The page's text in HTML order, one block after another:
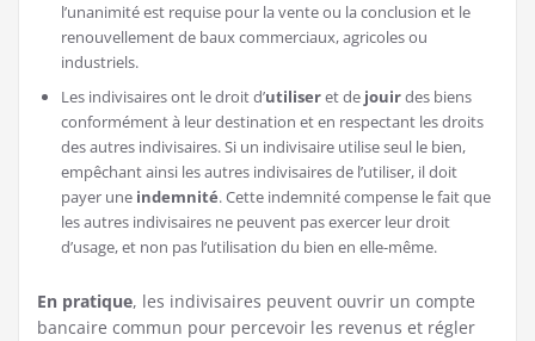
l’unanimité est requise pour la vente ou la conclusion et le
renouvellement de baux commerciaux, agricoles ou
industriels.
Les indivisaires ont le droit d’utiliseret de jouirdes biens
conformément à leur destination et en respectant les droits
des autres indivisaires. Si un indivisaire utilise seul le bien,
empêchant ainsi les autres indivisaires de l’utiliser, il doit
payer une indemnité. Cette indemnité compense le fait que
les autres indivisaires ne peuvent pas exercer leur droit
d’usage, et non pas l’utilisation du bien en elle-même.
En pratique, les indivisaires peuvent ouvrir un compte
bancaire commun pour percevoir les revenus et régler